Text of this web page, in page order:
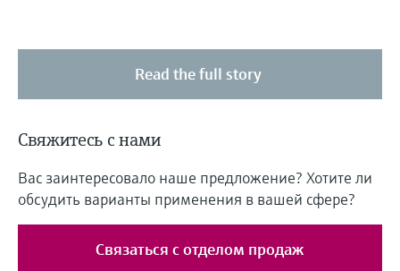
Read the full story
Свяжитесь с нами
Вас заинтересовало наше предложение? Хотите ли
обсудить варианты применения в вашей сфере?
Связаться с отделом продаж